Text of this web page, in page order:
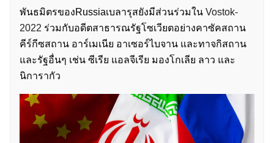
พันธมิตรของRussiaเบลารุสยังมีส่วนร่วมใน Vostok-
2022 ร่วมกับอดีตสาธารณรัฐโซเวียตอย่างคาซัคสถาน
คีร์กีซสถาน อาร์เมเนีย อาเซอร์ไบจาน และทาจกิสถาน
และรัฐอื่นๆ เช่น ซีเรีย แอลจีเรีย มองโกเลีย ลาว และ
นิการากัว